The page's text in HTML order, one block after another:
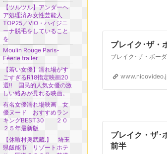
ブレイク･ザ・
ブレイク・ザ･
前半
【ツルツル】アンダーヘ
ア処理済み女性芸能人
TOP25／VIO・ハイジニ
ーナ脱毛をしていること
を
Moulin Rouge Paris-
Féerie trailer
【若い女優】濡れ場がす
ごすぎるR18指定映画20
選‼ 国民的人気女優の激
しい絡みが見れる映画。
有名女優濡れ場映画 女
優ヌード おすすめラン
キングBEST30 ２０
２５年最新版
【休暇村奥武蔵.】 埼玉
県飯能市 リゾートホテ